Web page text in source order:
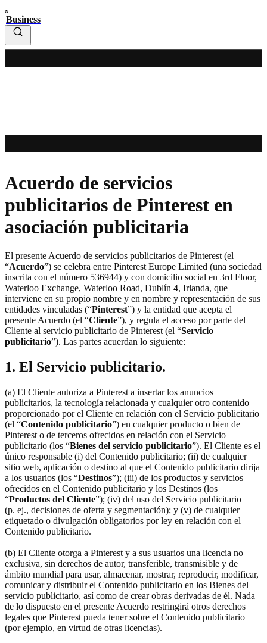
Business
Acuerdo de servicios
publicitarios de Pinterest en
asociación publicitaria
El presente Acuerdo de servicios publicitarios de Pinterest (el
“Acuerdo”) se celebra entre Pinterest Europe Limited (una sociedad
inscrita con el número 536944) y con domicilio social en 3rd Floor,
Waterloo Exchange, Waterloo Road, Dublín 4, Irlanda, que
interviene en su propio nombre y en nombre y representación de sus
entidades vinculadas (“Pinterest”) y la entidad que acepta el
presente Acuerdo (el “Cliente”), y regula el acceso por parte del
Cliente al servicio publicitario de Pinterest (el “Servicio
publicitario”). Las partes acuerdan lo siguiente:
1. El Servicio publicitario.
(a) El Cliente autoriza a Pinterest a insertar los anuncios
publicitarios, la tecnología relacionada y cualquier otro contenido
proporcionado por el Cliente en relación con el Servicio publicitario
(el “Contenido publicitario”) en cualquier producto o bien de
Pinterest o de terceros ofrecidos en relación con el Servicio
publicitario (los “Bienes del servicio publicitario”). El Cliente es el
único responsable (i) del Contenido publicitario; (ii) de cualquier
sitio web, aplicación o destino al que el Contenido publicitario dirija
a los usuarios (los “Destinos”); (iii) de los productos y servicios
ofrecidos en el Contenido publicitario y los Destinos (los
“Productos del Cliente”); (iv) del uso del Servicio publicitario
(p. ej., decisiones de oferta y segmentación); y (v) de cualquier
etiquetado o divulgación obligatorios por ley en relación con el
Contenido publicitario.
(b) El Cliente otorga a Pinterest y a sus usuarios una licencia no
exclusiva, sin derechos de autor, transferible, transmisible y de
ámbito mundial para usar, almacenar, mostrar, reproducir, modificar,
comunicar y distribuir el Contenido publicitario en los Bienes del
servicio publicitario, así como de crear obras derivadas de él. Nada
de lo dispuesto en el presente Acuerdo restringirá otros derechos
legales que Pinterest pueda tener sobre el Contenido publicitario
(por ejemplo, en virtud de otras licencias).